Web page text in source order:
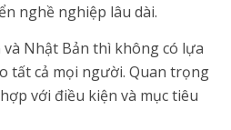
nghề nghiệp lâu dài.
Nhật Bản thì không có lựa
tất cả mọi người. Quan trọng
với điều kiện và mục tiêu